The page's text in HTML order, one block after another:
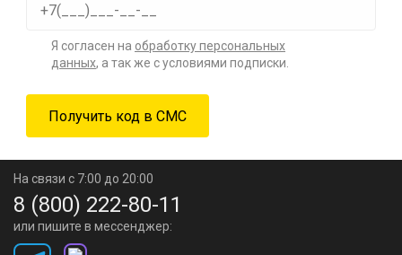
Я согласен на обработку персональных
данных, а так же с условиями подписки.
На связи с 7:00 до 20:00
8 (800) 222-80-11
или пишите в мессенджер: